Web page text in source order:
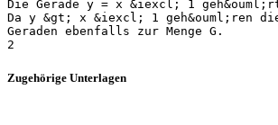
Die Gerade y = x &iexcl; 1
Da y &gt; x &iexcl; 1 geh&ouml;ren
Geraden ebenfalls zur Menge G.
Zugehörige Unterlagen